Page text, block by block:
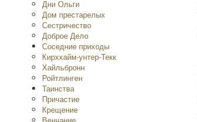
Дни Ольги
Дом престарелых
Сестричество
Доброе Дело
Соседние приходы
Кирххайм-унтер-Текк
Хайльбронн
Ройтлинген
Таинства
Причастие
Крещение